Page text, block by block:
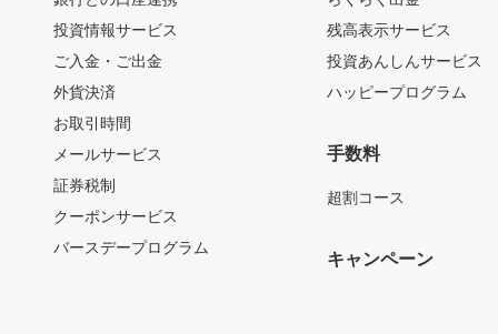
投資情報サービス
ご入金・ご出金
外貨決済
お取引時間
メールサービス
証券税制
クーポンサービス
バースデープログラム
残高表示サービス
投資あんしんサービス
ハッピープログラム
手数料
超割コース
キャンペーン